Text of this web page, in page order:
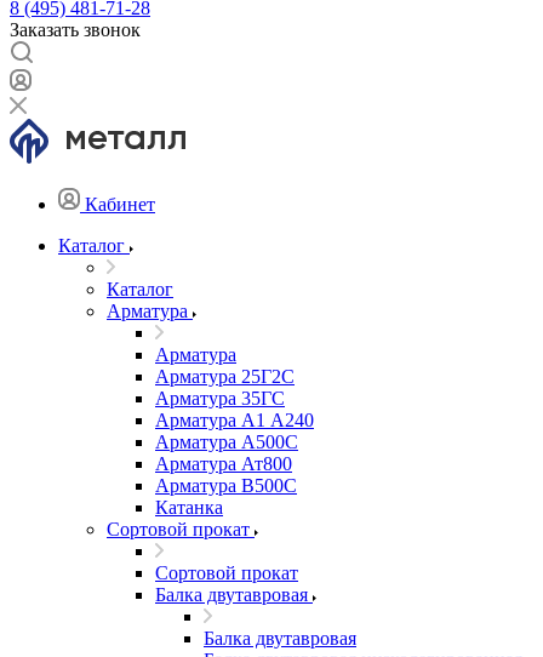
8 (495) 481-71-28
Заказать звонок
Кабинет
Каталог
Каталог
Арматура
Арматура
Арматура 25Г2С
Арматура 35ГС
Арматура А1 А240
Арматура А500С
Арматура Ат800
Арматура В500С
Катанка
Сортовой прокат
Сортовой прокат
Балка двутавровая
Балка двутавровая